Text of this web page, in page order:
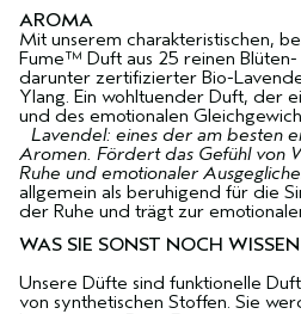
AROMA
Mit unserem charakteristischen,
Fume™ Duft aus 25 reinen Blüten-
darunter zertifizierter Bio-
Ylang. Ein wohltuender Duft, der
und des emotionalen
Lavendel: eines der am besten
Aromen. Fördert das Gefühl von
Ruhe und emotionaler
allgemein als beruhigend für die
der Ruhe und trägt zur
WAS SIE SONST NOCH
Unsere Düfte sind funktionelle
von synthetischen Stoffen. Sie